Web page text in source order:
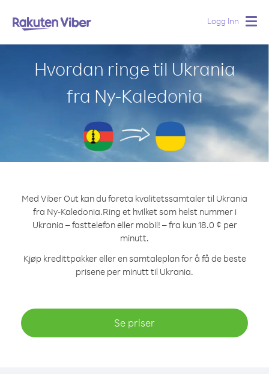
Logg Inn
Hvordan ringe til Ukrania
fra Ny-Kaledonia
Med Viber Out kan du foreta kvalitetssamtaler til Ukrania
fra Ny-Kaledonia.Ring et hvilket som helst nummer i
Ukrania – fasttelefon eller mobil! – fra kun 18.0 ¢ per
minutt.
Kjøp kredittpakker eller en samtaleplan for å få de beste
prisene per minutt til Ukrania.
Se priser